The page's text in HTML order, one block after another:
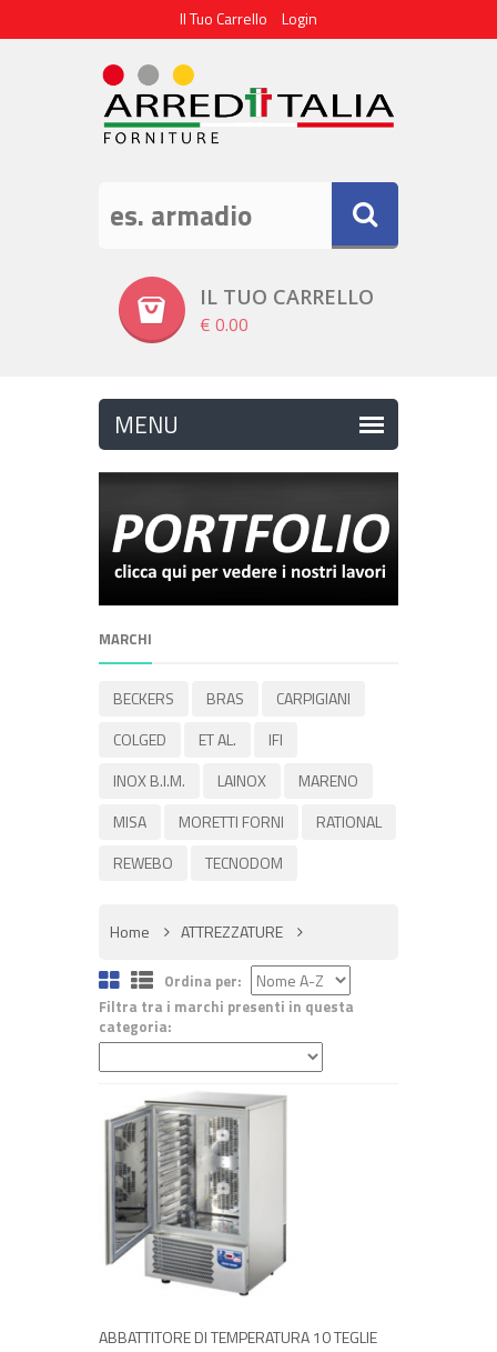
Il Tuo Carrello Login
IL TUO CARRELLO
€ 0.00
MARCHI
BECKERS BRAS
CARPIGIANI
COLGED
ET AL.
IFI
INOX B.I.M.
LAINOX
MARENO
MISA
MORETTI FORNI
RATIONAL
REWEBO
TECNODOM
Home ATTREZZATURE
Ordina per:
Filtra tra i marchi presenti in questa
categoria:
ABBATTITORE DI TEMPERATURA 10 TEGLIE
RICHIEDI INFORMAZIONI